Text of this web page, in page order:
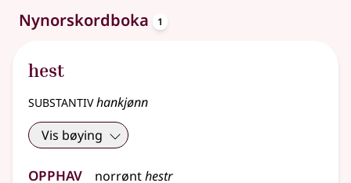
Nynorskordboka 1
hest
substantivhankjønn
Vis bøying
Opphav norrønthestr